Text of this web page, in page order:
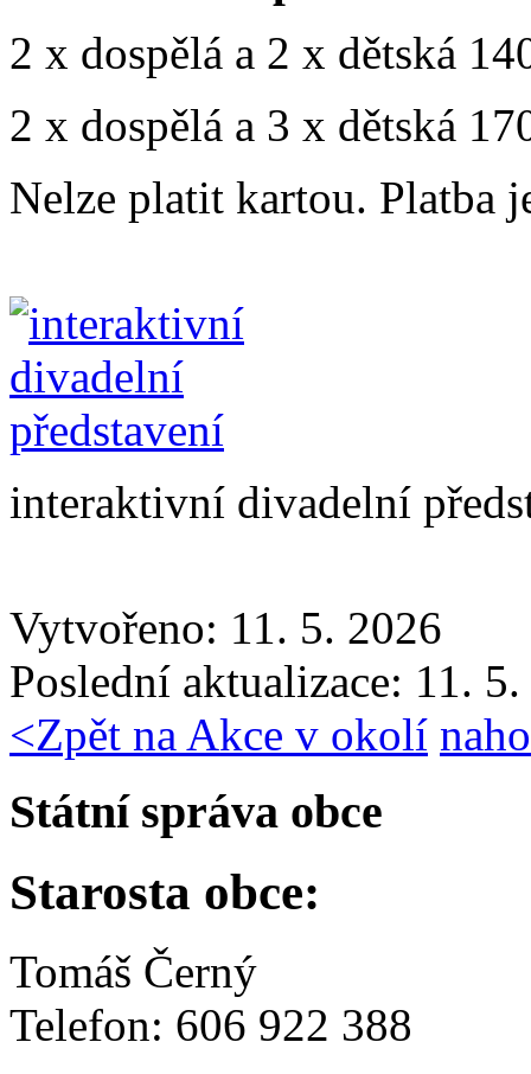
2 x dospělá a 2 x dětská
2 x dospělá a 3 x dětská
Nelze platit kartou. Platba
interaktivní divadelní
Vytvořeno: 11. 5. 2026
Poslední aktualizace: 11.
<Zpět na Akce v okolí
Státní správa obce
Starosta obce:
Tomáš Černý
Telefon: 606 922 388